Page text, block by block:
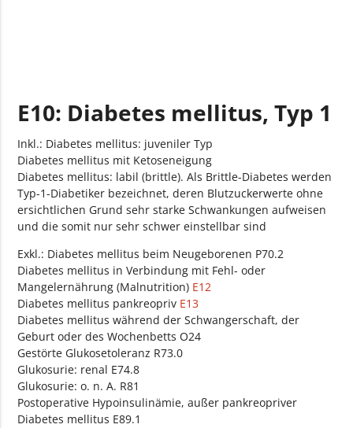
E10.40 Diabetes mellitus, Typ 1: Mit
neurologischen Komplikationen: Nicht als
entgleist bezeichnet
E10.41 Diabetes mellitus, Typ 1: Mit
neurologischen Komplikationen: Als entgleist
bezeichnet
vaskulären Komplikationen
E10.50 Diabetes mellitus, Typ 1: Mit peripheren
vaskulären Komplikationen: Nicht als entgleist
bezeichnet
E10.51 Diabetes mellitus, Typ 1: Mit peripheren
vaskulären Komplikationen: Als entgleist
bezeichnet
E10.6 Diabetes mellitus, Typ 1: Mit sonstigen
E10: Diabetes mellitus, Typ 1
Inkl.: Diabetes mellitus: juveniler Typ
Diabetes mellitus mit Ketoseneigung
Diabetes mellitus: labil (brittle). Als Brittle-Diabetes werden
Typ-1-Diabetiker bezeichnet, deren Blutzuckerwerte ohne
ersichtlichen Grund sehr starke Schwankungen aufweisen
und die somit nur sehr schwer einstellbar sind
Exkl.: Diabetes mellitus beim Neugeborenen P70.2
Diabetes mellitus in Verbindung mit Fehl- oder
Mangelernährung (Malnutrition) E12
Diabetes mellitus pankreopriv E13
Diabetes mellitus während der Schwangerschaft, der
Geburt oder des Wochenbetts O24
Gestörte Glukosetoleranz R73.0
Glukosurie: renal E74.8
Glukosurie: o. n. A. R81
Postoperative Hypoinsulinämie, außer pankreopriver
Diabetes mellitus E89.1